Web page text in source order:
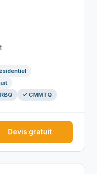
✓ CMMTQ
Devis gratuit